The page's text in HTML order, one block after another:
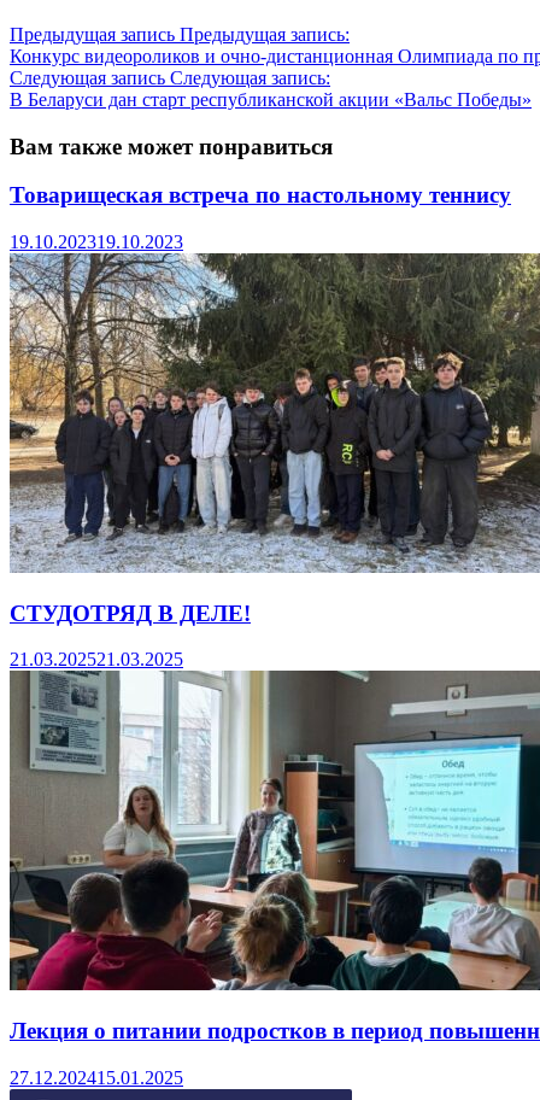
Предыдущая запись Предыдущая запись:
Конкурс видеороликов и очно-дистанционная Олимпиада по
Следующая запись Следующая запись:
В Беларуси дан старт республиканской акции «Вальс Победы»
Вам также может понравиться
Товарищеская встреча по настольному теннису
19.10.202319.10.2023
СТУДОТРЯД В ДЕЛЕ!
21.03.202521.03.2025
Лекция о питании подростков в период
27.12.202415.01.2025